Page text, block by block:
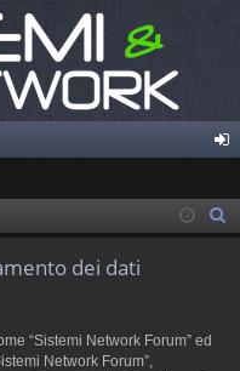
in
dei dati
“Sistemi Network Forum” ed
Network Forum”,